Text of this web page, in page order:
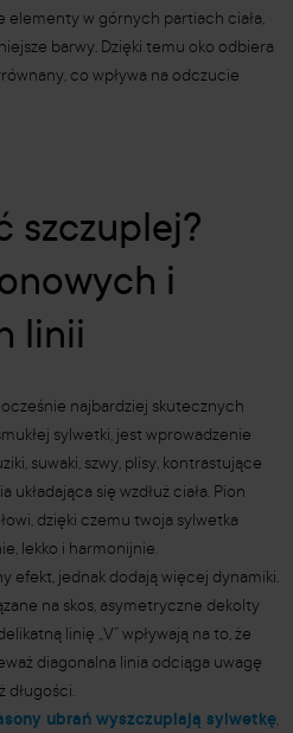
elementy w górnych partiach ciała,
barwy. Dzięki temu oko odbiera
co wpływa na odczucie
szczuplej?
i
linii
najbardziej skutecznych
sylwetki, jest wprowadzenie
suwaki, szwy, plisy, kontrastujące
się wzdłuż ciała. Pion
dzięki czemu twoja sylwetka
lekko i harmonijnie.
efekt, jednak dodają więcej dynamiki.
na skos, asymetryczne dekolty
linię „V” wpływają na to, że
diagonalna linia odciąga uwagę
długości.
ubrań wyszczuplają sylwetkę,